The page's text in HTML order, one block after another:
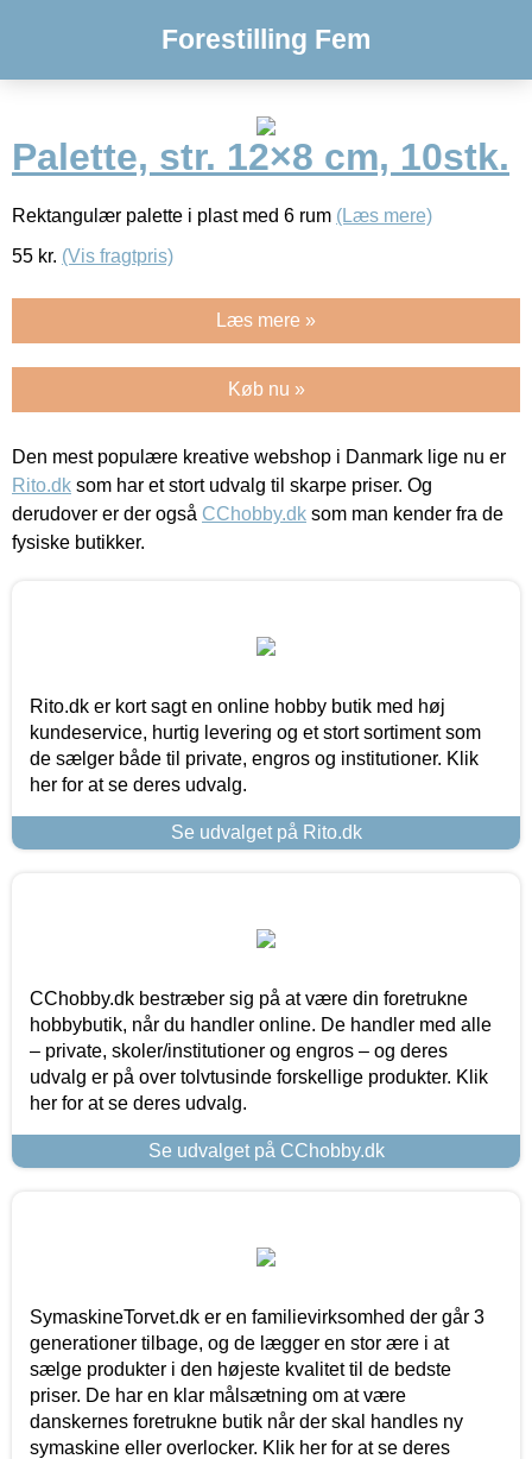
Forestilling Fem
Palette, str. 12×8 cm, 10stk.
Rektangulær palette i plast med 6 rum (Læs mere)
55 kr. (Vis fragtpris)
Læs mere »
Køb nu »
Den mest populære kreative webshop i Danmark lige nu er
Rito.dk som har et stort udvalg til skarpe priser. Og
derudover er der også CChobby.dk som man kender fra de
fysiske butikker.
Rito.dk er kort sagt en online hobby butik med høj
kundeservice, hurtig levering og et stort sortiment som
de sælger både til private, engros og institutioner. Klik
her for at se deres udvalg.
Se udvalget på Rito.dk
CChobby.dk bestræber sig på at være din foretrukne
hobbybutik, når du handler online. De handler med alle
– private, skoler/institutioner og engros – og deres
udvalg er på over tolvtusinde forskellige produkter. Klik
her for at se deres udvalg.
Se udvalget på CChobby.dk
SymaskineTorvet.dk er en familievirksomhed der går 3
generationer tilbage, og de lægger en stor ære i at
sælge produkter i den højeste kvalitet til de bedste
priser. De har en klar målsætning om at være
danskernes foretrukne butik når der skal handles ny
symaskine eller overlocker. Klik her for at se deres